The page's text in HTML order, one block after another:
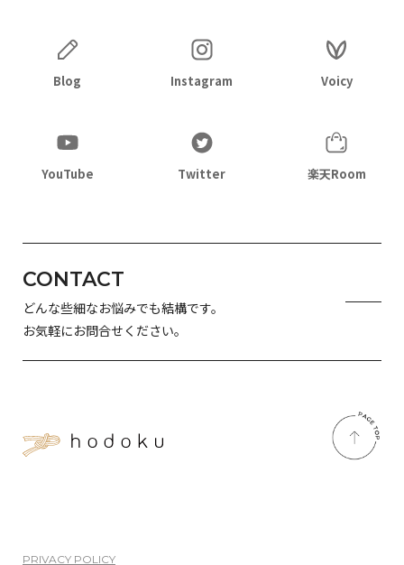
Blog Instagram Voicy
YouTube Twitter 楽天Room
CONTACT
どんな些細なお悩みでも結構です。
お気軽にお問合せください。
PRIVACY POLICY